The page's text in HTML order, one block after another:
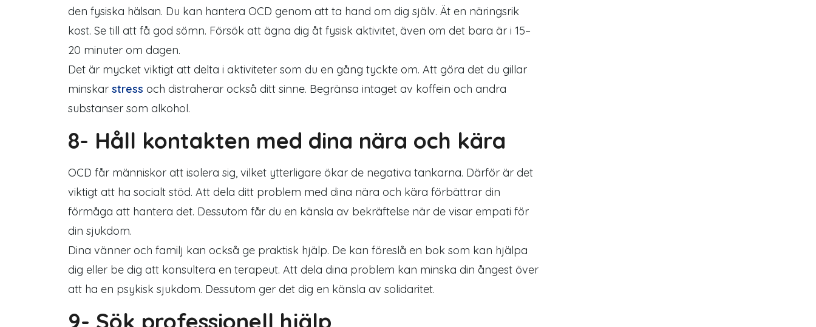
den fysiska hälsan. Du kan hantera OCD genom att ta hand om dig själv. Ät en näringsrik
kost. Se till att få god sömn. Försök att ägna dig åt fysisk aktivitet, även om det bara är i 15–
20 minuter om dagen.
Det är mycket viktigt att delta i aktiviteter som du en gång tyckte om. Att göra det du gillar
minskar stress och distraherar också ditt sinne. Begränsa intaget av koffein och andra
substanser som alkohol.
8- Håll kontakten med dina nära och kära
OCD får människor att isolera sig, vilket ytterligare ökar de negativa tankarna. Därför är det
viktigt att ha socialt stöd. Att dela ditt problem med dina nära och kära förbättrar din
förmåga att hantera det. Dessutom får du en känsla av bekräftelse när de visar empati för
din sjukdom.
Dina vänner och familj kan också ge praktisk hjälp. De kan föreslå en bok som kan hjälpa
dig eller be dig att konsultera en terapeut. Att dela dina problem kan minska din ångest över
att ha en psykisk sjukdom. Dessutom ger det dig en känsla av solidaritet.
9- Sök professionell hjälp